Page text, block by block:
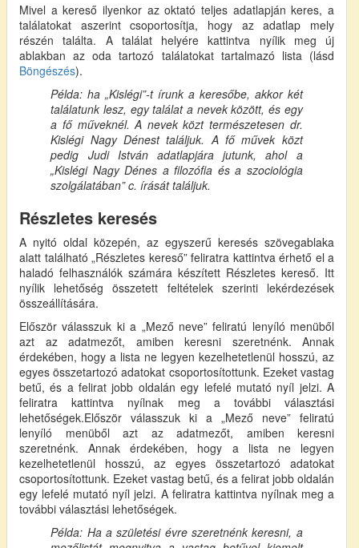
Mivel a kereső ilyenkor az oktató teljes adatlapján keres, a
találatokat aszerint csoportosítja, hogy az adatlap mely
részén találta. A találat helyére kattintva nyílik meg új
ablakban az oda tartozó találatokat tartalmazó lista (lásd
Böngészés).
Példa: ha „Kislégi”-t írunk a keresőbe, akkor két
találatunk lesz, egy találat a nevek között, és egy
a fő műveknél. A nevek közt természetesen dr.
Kislégi Nagy Dénest találjuk. A fő művek közt
pedig Judi István adatlapjára jutunk, ahol a
„Kislégi Nagy Dénes a filozófia és a szociológia
szolgálatában” c. írását találjuk.
Részletes keresés
A nyitó oldal közepén, az egyszerű keresés szövegablaka
alatt található „Részletes kereső” feliratra kattintva érhető el a
haladó felhasználók számára készített Részletes kereső. Itt
nyílik lehetőség összetett feltételek szerinti lekérdezések
összeállítására.
Először válasszuk ki a „Mező neve” feliratú lenyíló menüből
azt az adatmezőt, amiben keresni szeretnénk. Annak
érdekében, hogy a lista ne legyen kezelhetetlenül hosszú, az
egyes összetartozó adatokat csoportosítottunk. Ezeket vastag
betű, és a felirat jobb oldalán egy lefelé mutató nyíl jelzi. A
feliratra kattintva nyílnak meg a további választási
lehetőségek.Először válasszuk ki a „Mező neve” feliratú
lenyíló menüből azt az adatmezőt, amiben keresni
szeretnénk. Annak érdekében, hogy a lista ne legyen
kezelhetetlenül hosszú, az egyes összetartozó adatokat
csoportosítottunk. Ezeket vastag betű, és a felirat jobb oldalán
egy lefelé mutató nyíl jelzi. A feliratra kattintva nyílnak meg a
további választási lehetőségek.
Példa: Ha a születési évre szeretnénk keresni, a